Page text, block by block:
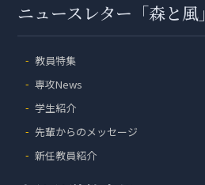
ニュースレター「森と風」
教員特集
専攻News
学生紹介
先輩からのメッセージ
新任教員紹介